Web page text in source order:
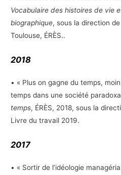
Vocabulaire des histoires de vie
biographique, sous la direction
Toulouse, ÉRÈS..
2018
• « Plus on gagne du temps,
temps dans une société
temps, ÉRÈS, 2018, sous la
Livre du travail 2019.
2017
• « Sortir de l’idéologie